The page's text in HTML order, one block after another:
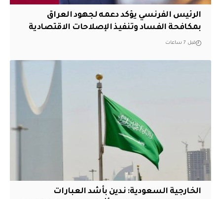
الرئيس الفرنسي يؤكد دعمه لجهود العراق
بمكافحة الفساد وتنفيذ الإصلاحات الاقتصادية
قبل 7 ساعات
‏الخارجية السعودية: ندين بأشد العبارات